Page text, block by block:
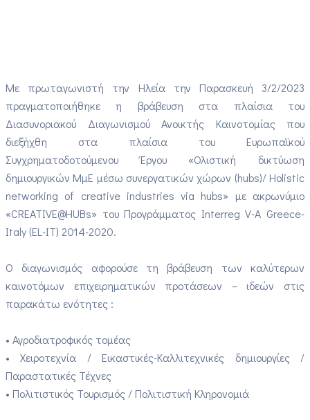
Με πρωταγωνιστή την Ηλεία την Παρασκευή 3/2/2023
πραγματοποιήθηκε η βράβευση στα πλαίσια του
Διασυνοριακού Διαγωνισμού Ανοικτής Καινοτομίας που
διεξήχθη στα πλαίσια του Ευρωπαϊκού
Συγχρηματοδοτούμενου Έργου «Ολιστική δικτύωση
δημιουργικών ΜμΕ μέσω συνεργατικών χώρων (hubs)/ Holistic
networking of creative industries via hubs» με ακρωνύμιο
«CREATIVE@HUBs» του Προγράμματος Interreg V-A Greece-
Italy (EL-IT) 2014-2020.
Ο διαγωνισμός αφορούσε τη βράβευση των καλύτερων
καινοτόμων επιχειρηματικών προτάσεων – ιδεών στις
παρακάτω ενότητες :
• Αγροδιατροφικός τομέας
• Χειροτεχνία / Εικαστικές-Καλλιτεχνικές δημιουργίες /
Παραστατικές Τέχνες
• Πολιτιστικός Τουρισμός / Πολιτιστική Κληρονομιά